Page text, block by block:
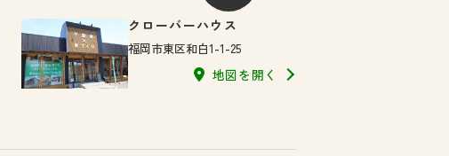
クローバーハウス
福岡市東区和白1-1-25
地図を開く